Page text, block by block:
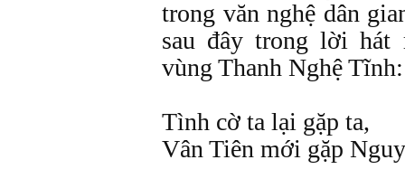
trong văn nghệ dân
sau đây trong lời hát
vùng Thanh Nghệ Tĩnh:
Tình cờ ta lại gặp ta,
Vân Tiên mới gặp